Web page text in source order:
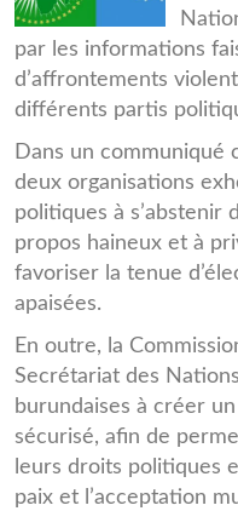
par les informations
d’affrontements
différents partis
Dans un communiqué
deux organisations
politiques à s’abstenir
propos haineux et à
favoriser la tenue
apaisées.
En outre, la
Secrétariat des
burundaises à créer
sécurisé, afin de
leurs droits politiques
paix et l’acceptation